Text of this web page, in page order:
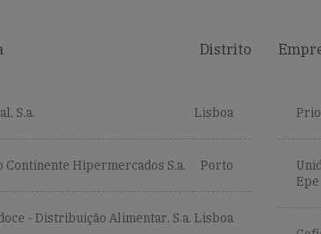
Distrito
S.a. Lisboa
Continente Hipermercados S.a. Porto
- Distribuição Alimentar, S.a. Lisboa
Epe